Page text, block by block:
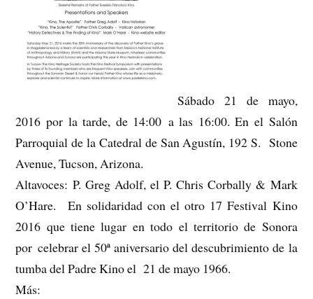
Sábado 21 de mayo,
2016 por la tarde, de 14:00 a las 16:00. En el Salón
Parroquial de la Catedral de San Agustín, 192 S. Stone
Avenue, Tucson, Arizona.
Altavoces: P. Greg Adolf, el P. Chris Corbally & Mark
O’Hare. En solidaridad con el otro 17 Festival Kino
2016 que tiene lugar en todo el territorio de Sonora
por celebrar el 50ª aniversario del descubrimiento de la
tumba del Padre Kino el 21 de mayo 1966.
Más: